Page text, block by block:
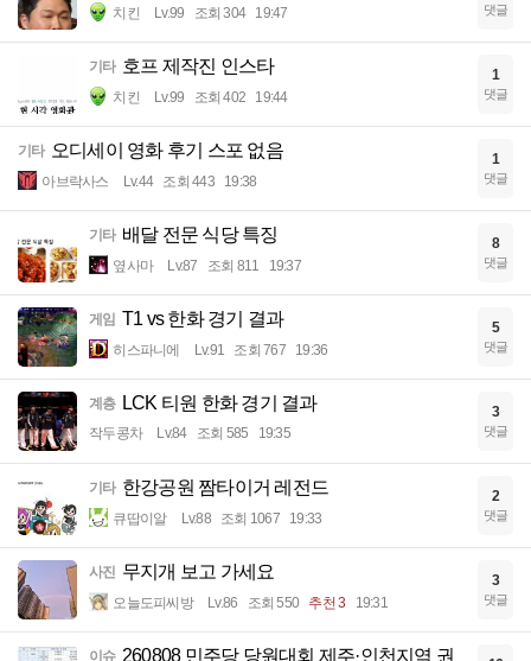
치킨 Lv.99 조회 304 19:47 댓글
기타 호프 제작진 인스타
치킨 Lv.99 조회 402 19:44
1
댓글
기타 오디세이 영화 후기 스포 없음
아브락사스 Lv.44 조회 443 19:38
1
댓글
기타 배달 전문 식당 특징
옆사마 Lv.87 조회 811 19:37
8
댓글
게임 T1 vs 한화 경기 결과
히스파니에 Lv.91 조회 767 19:36
5
댓글
계층 LCK 티원 한화 경기 결과
작두콩차 Lv.84 조회 585 19:35
3
댓글
기타 한강공원 짬타이거 레전드
큐땁이알 Lv.88 조회 1067 19:33
2
댓글
사진 무지개 보고 가세요
오늘도피씨방 Lv.86 조회 550 추천 3 19:31
3
댓글
이슈 260808 민주당 당원대회 제주·인천지역 권